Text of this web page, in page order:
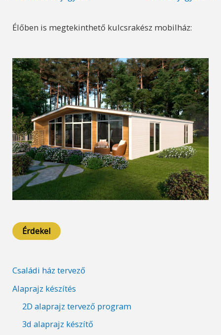
Élőben is megtekinthető kulcsrakész mobilház:
Érdekel
Családi ház tervező
Alaprajz készítés
2D alaprajz tervező program
3d alaprajz készítő